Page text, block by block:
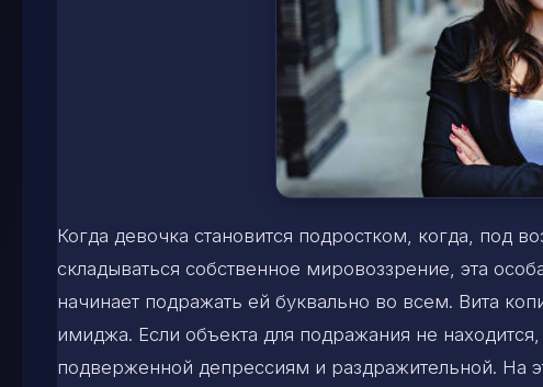
Когда девочка становится подростком, когда, под
складываться собственное мировоззрение, эта
начинает подражать ей буквально во всем. Вита
имиджа. Если объекта для подражания не
подверженной депрессиям и раздражительной. На